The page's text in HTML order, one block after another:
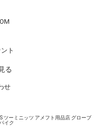
ト
る
せ
ツーミニッツ アメフト用品店 グローブ
イク